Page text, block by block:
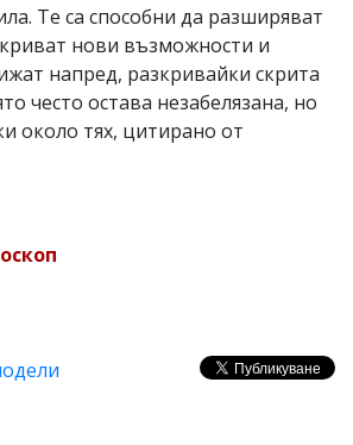
Те са способни да разширяват
нови възможности и
напред, разкривайки скрита
често остава незабелязана, но
около тях, цитирано от